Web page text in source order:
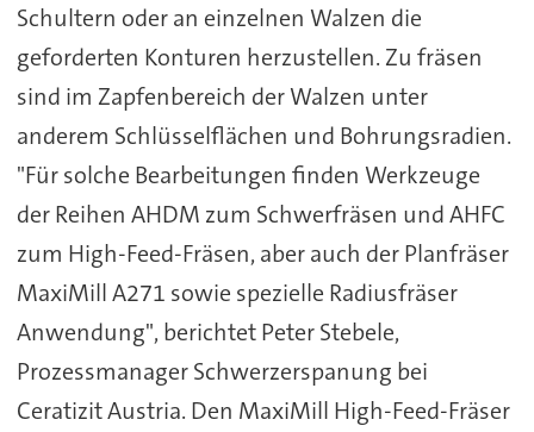
Schultern oder an einzelnen Walzen die
geforderten Konturen herzustellen. Zu fräsen
sind im Zapfenbereich der Walzen unter
anderem Schlüsselflächen und Bohrungsradien.
"Für solche Bearbeitungen finden Werkzeuge
der Reihen AHDM zum Schwerfräsen und AHFC
zum High-Feed-Fräsen, aber auch der Planfräser
MaxiMill A271 sowie spezielle Radiusfräser
Anwendung", berichtet Peter Stebele,
Prozessmanager Schwerzerspanung bei
Ceratizit Austria. Den MaxiMill High-Feed-Fräser